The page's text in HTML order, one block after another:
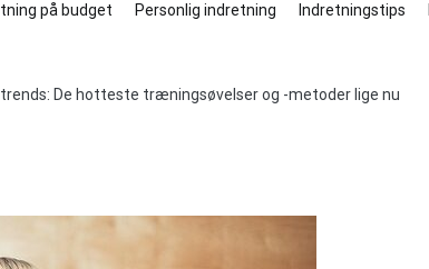
på budget Personlig indretning Indretningstips
De hotteste træningsøvelser og -metoder lige nu